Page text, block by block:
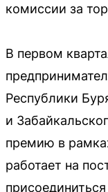
комиссии за
В первом
Республики
и
премию в
работает на